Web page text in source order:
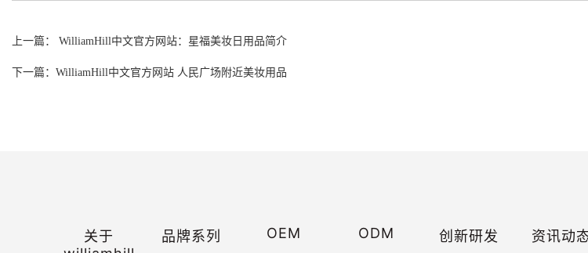
上一篇： WilliamHill中文官方网站：星福美妆日用品简介
下一篇：WilliamHill中文官方网站 人民广场附近美妆用品
关于
品牌系列 OEM ODM 创新研发 资讯动